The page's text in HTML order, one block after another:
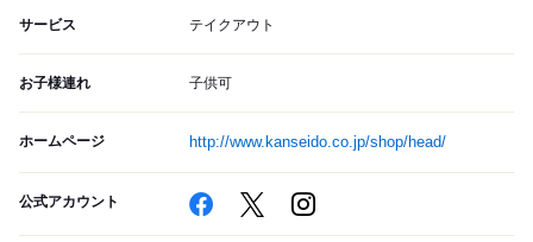
サービス テイクアウト
お子様連れ 子供可
ホームページ http://www.kanseido.co.jp/shop/head/
公式アカウント